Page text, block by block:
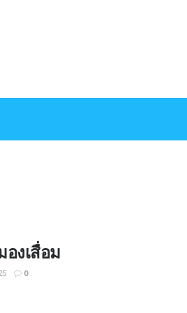
งเสื่อม
0